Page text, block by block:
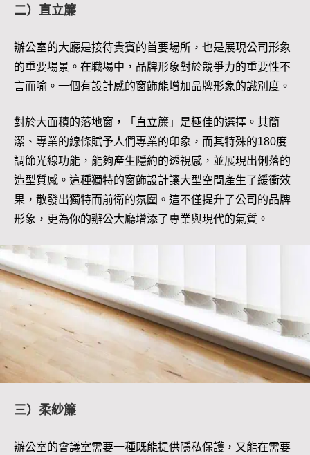
二）直立簾
辦公室的大廳是接待貴賓的首要場所，也是展現公司形象
的重要場景。在職場中，品牌形象對於競爭力的重要性不
言而喻。一個有設計感的窗飾能增加品牌形象的識別度。
對於大面積的落地窗，「直立簾」是極佳的選擇。其簡
潔、專業的線條賦予人們專業的印象，而其特殊的180度
調節光線功能，能夠產生隱約的透視感，並展現出俐落的
造型質感。這種獨特的窗飾設計讓大型空間產生了緩衝效
果，散發出獨特而前衛的氛圍。這不僅提升了公司的品牌
形象，更為你的辦公大廳增添了專業與現代的氣質。
三）柔紗簾
辦公室的會議室需要一種既能提供隱私保護，又能在需要